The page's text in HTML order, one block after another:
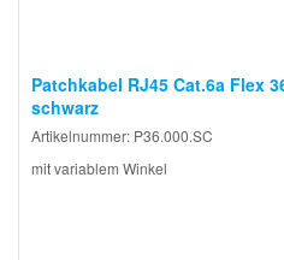
Patchkabel RJ45 Cat.6a Flex
schwarz
Artikelnummer: P36.000.SC
mit variablem Winkel